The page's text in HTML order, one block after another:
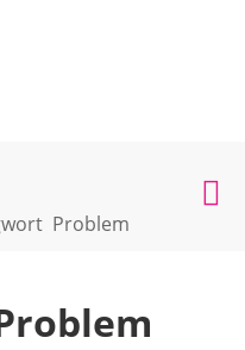
Problem